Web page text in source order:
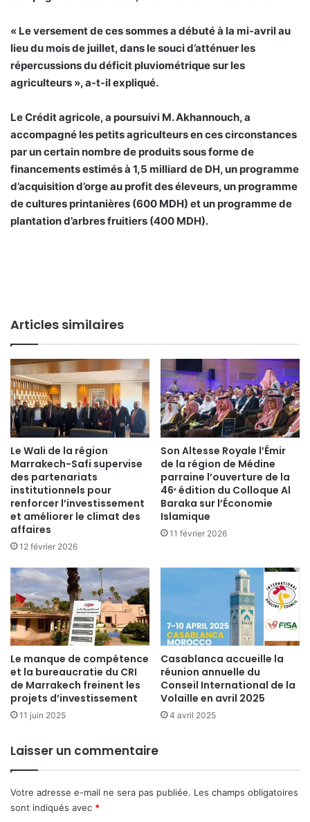
« Le versement de ces sommes a débuté à la mi-avril au
lieu du mois de juillet, dans le souci d’atténuer les
répercussions du déficit pluviométrique sur les
agriculteurs », a-t-il expliqué.
Le Crédit agricole, a poursuivi M. Akhannouch, a
accompagné les petits agriculteurs en ces circonstances
par un certain nombre de produits sous forme de
financements estimés à 1,5 milliard de DH, un programme
d’acquisition d’orge au profit des éleveurs, un programme
de cultures printanières (600 MDH) et un programme de
plantation d’arbres fruitiers (400 MDH).
Articles similaires
Le Wali de la région
Marrakech-Safi supervise
des partenariats
institutionnels pour
renforcer l’investissement
et améliorer le climat des
affaires
12 février 2026
Son Altesse Royale l’Émir
de la région de Médine
parraine l’ouverture de la
46ᵉ édition du Colloque Al
Baraka sur l’Économie
Islamique
11 février 2026
Le manque de compétence
et la bureaucratie du CRI
de Marrakech freinent les
projets d’investissement
11 juin 2025
Casablanca accueille la
réunion annuelle du
Conseil International de la
Volaille en avril 2025
4 avril 2025
Laisser un commentaire
Votre adresse e-mail ne sera pas publiée. Les champs obligatoires
sont indiqués avec *